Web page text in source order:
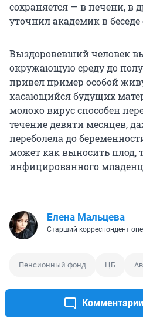
Комментарии
сохраняется — в печени, в
уточнил академик в беседе
Выздоровевший человек
окружающую среду до
привел пример особой
касающийся будущих
молоко вирус способен
течение девяти месяцев,
переболела до
может как выносить плод,
инфицированного
Елена Мальцева
Старший корреспондент
Пенсионный фонд ЦБ
0 0 0